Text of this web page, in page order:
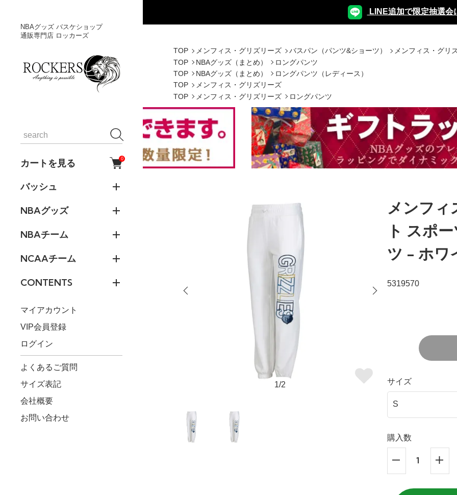
NBAグッズ バスケショップ
通販専門店 ロッカーズ
カートを見る 0
バッシュ
NBAグッズ
NBAチーム
NCAAチーム
CONTENTS
マイアカウント
VIP会員登録
ログイン
よくあるご質問
サイズ表記
会社概要
お問い合わせ
LINE追加で限定抽選会
TOP メンフィス・グリズリーズ バスパン（パンツ&ショーツ）
メンフィス・グリ
TOP
NBAグッズ（まとめ）
ロングパンツ
TOP
NBAグッズ（まとめ）
ロングパンツ（レディース）
TOP
メンフィス・グリズリーズ
TOP
メンフィス・グリズリーズ ロングパンツ
1/2
メンフィ
ト スポ
ツ - ホワ
5319570
サイズ
購入数